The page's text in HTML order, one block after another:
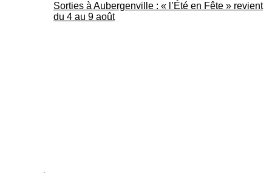
Sorties à Aubergenville : « l’Été en Fête » revient
du 4 au 9 août